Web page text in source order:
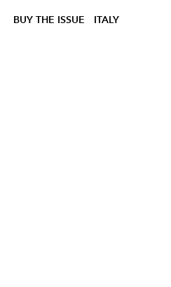
BUY THE ISSUE ITALY